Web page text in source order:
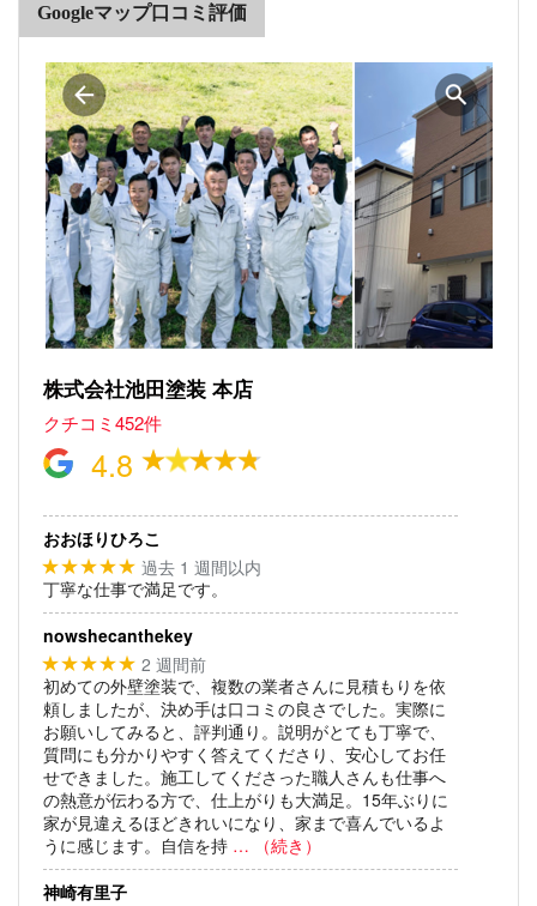
Googleマップ口コミ評価
株式会社池田塗装 本店
クチコミ452件
4.8
おおほりひろこ
★★★★★ 過去 1 週間以内
丁寧な仕事で満足です。
nowshecanthekey
★★★★★ 2 週間前
初めての外壁塗装で、複数の業者さんに見積もりを依
頼しましたが、決め手は口コミの良さでした。実際に
お願いしてみると、評判通り。説明がとても丁寧で、
質問にも分かりやすく答えてくださり、安心してお任
せできました。施工してくださった職人さんも仕事へ
の熱意が伝わる方で、仕上がりも大満足。15年ぶりに
家が見違えるほどきれいになり、家まで喜んでいるよ
うに感じます。自信を持 … （続き）
神崎有里子